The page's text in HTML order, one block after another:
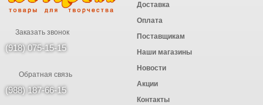
Заказать звонок
(918) 075-15-15
Обратная связь
(988) 187-66-15
Доставка
Оплата
Поставщикам
Наши магазины
Новости
Акции
Контакты